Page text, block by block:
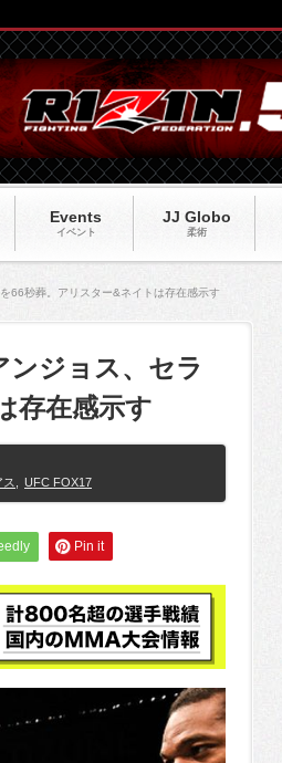
Events
イベント
JJ Globo
柔術
66秒葬。アリスター&ネイトは存在感示す
ンジョス、セラ
存在感示す
UFC FOX17
Pin it